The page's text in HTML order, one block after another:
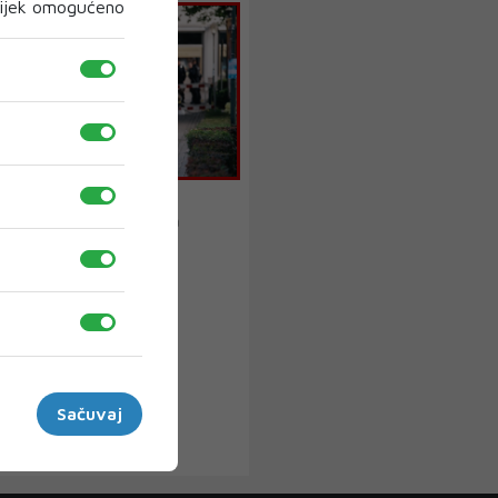
zbog napada
tokom muzičko...
omogućeno
Sačuvaj